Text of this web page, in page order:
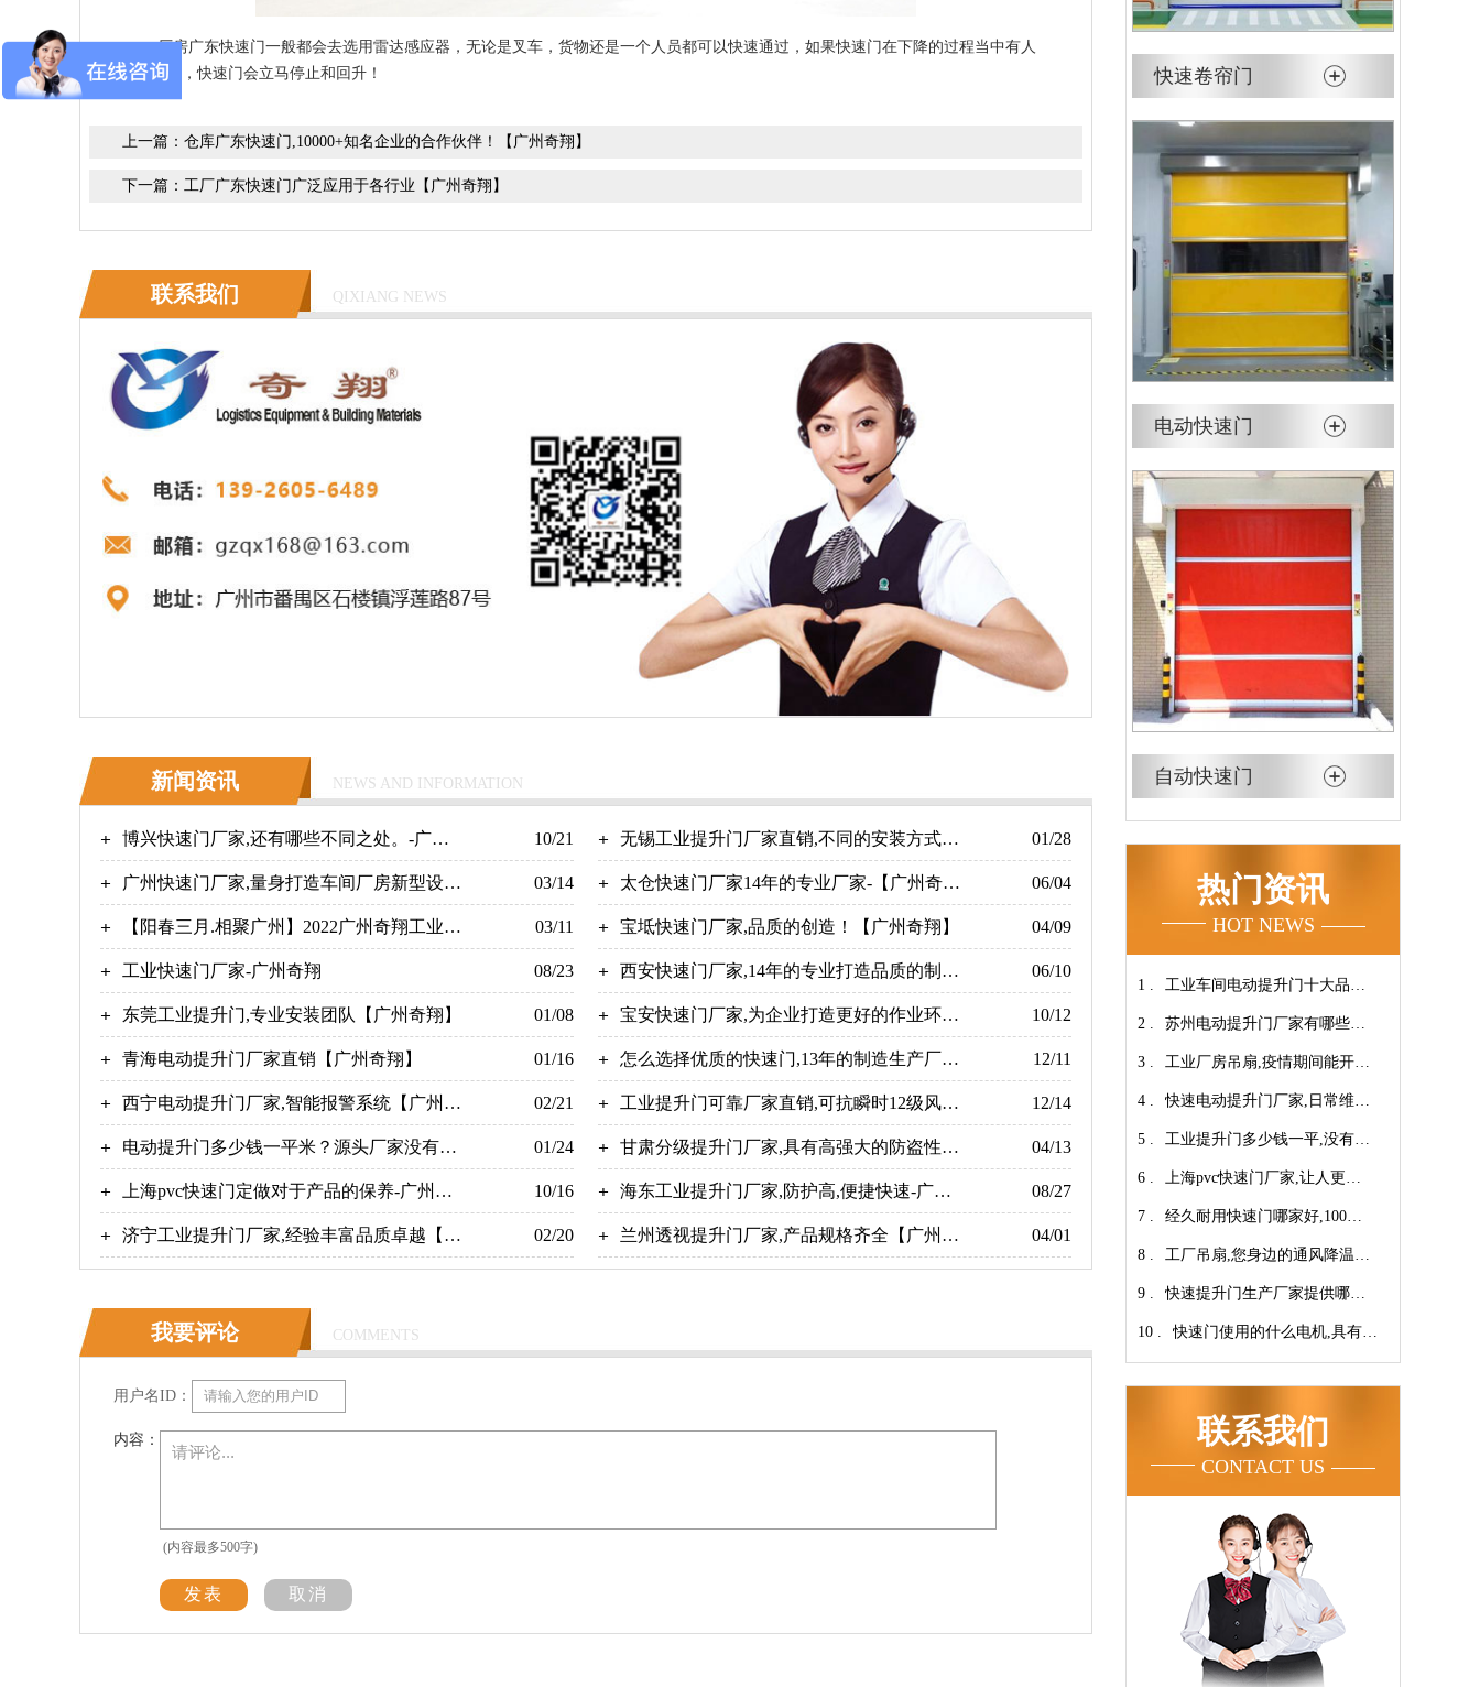
厂房广东快速门一般都会去选用雷达感应器，无论是叉车，货物还是一个人员都可以快速通过，如果快速门在下降的过程当中有人
要通过，快速门会立马停止和回升！
上一篇： 仓库广东快速门,10000+知名企业的合作伙伴！【广州奇翔】
下一篇： 工厂广东快速门广泛应用于各行业【广州奇翔】
联系我们 QIXIANG NEWS
新闻资讯 NEWS AND INFORMATION
博兴快速门厂家,还有哪些不同之处。-广州
奇翔
10/21 无锡工业提升门厂家直销,不同的安装方式
【广州奇翔】
01/28
广州快速门厂家,量身打造车间厂房新型设备
【广州奇翔】
03/14 太仓快速门厂家14年的专业厂家-【广州奇
翔】
06/04
【阳春三月.相聚广州】2022广州奇翔工业展
完美收官！
03/11 宝坻快速门厂家,品质的创造！【广州奇翔】 04/09
工业快速门厂家-广州奇翔 08/23 西安快速门厂家,14年的专业打造品质的制
造！【广州奇翔】
06/10
东莞工业提升门,专业安装团队【广州奇翔】 01/08 宝安快速门厂家,为企业打造更好的作业环
境！-广州奇翔
10/12
青海电动提升门厂家直销【广州奇翔】 01/16 怎么选择优质的快速门,13年的制造生产厂家
【广州奇翔】
12/11
西宁电动提升门厂家,智能报警系统【广州奇
翔】
02/21 工业提升门可靠厂家直销,可抗瞬时12级风力
【广州奇翔】
12/14
电动提升门多少钱一平米？源头厂家没有中
间商价差【广州奇翔】
01/24 甘肃分级提升门厂家,具有高强大的防盗性
+防爆性+抗风性【广州奇翔】
04/13
上海pvc快速门定做对于产品的保养-广州奇
翔
10/16 海东工业提升门厂家,防护高,便捷快速-广州
奇翔
08/27
济宁工业提升门厂家,经验丰富品质卓越【广 02/20 兰州透视提升门厂家,产品规格齐全【广州奇 04/01
我要评论 COMMENTS
用户名ID：
内容：
(内容最多500字)
发表 取消
快速卷帘门
电动快速门
自动快速门
热门资讯
HOT NEWS
1 . 工业车间电动提升门十大品牌
【广州奇翔】
2 . 苏州电动提升门厂家有哪些优
势特点呢？-广州奇翔
3 . 工业厂房吊扇,疫情期间能开空
调吗?【广州奇翔】
4 . 快速电动提升门厂家,日常维保
小技巧！【广州奇翔】
5 . 工业提升门多少钱一平,没有中
间商差价放心选购【广州奇
翔】
6 . 上海pvc快速门厂家,让人更安
心-广州奇翔
7 . 经久耐用快速门哪家好,100万
次连续开启设计【广州奇翔】
8 . 工厂吊扇,您身边的通风降温专
家！【广州奇翔】
9 . 快速提升门生产厂家提供哪些
服务呢-广州奇翔
10 . 快速门使用的什么电机,具有快
联系我们
CONTACT US